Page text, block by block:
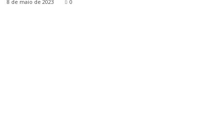
8 de maio de 2023 0